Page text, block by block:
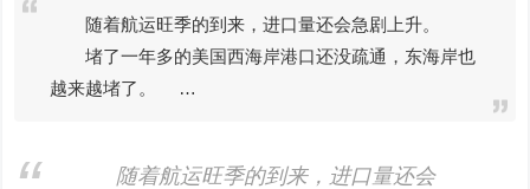
随着航运旺季的到来，进口量还会急剧上升。
堵了一年多的美国西海岸港口还没疏通，东海岸也
越来越堵了。 …
随着航运旺季的到来，进口量还会